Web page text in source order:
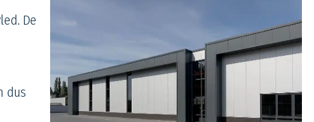
De
dus